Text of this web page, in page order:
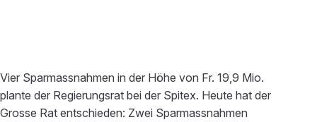
Vier Sparmassnahmen in der Höhe von Fr. 19,9 Mio.
plante der Regierungsrat bei der Spitex. Heute hat der
Grosse Rat entschieden: Zwei Sparmassnahmen